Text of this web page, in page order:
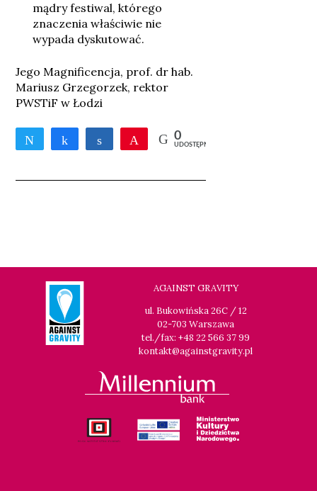
mądry festiwal, którego
znaczenia właściwie nie
wypada dyskutować.
Jego Magnificencja, prof. dr hab.
Mariusz Grzegorzek, rektor
PWSTiF w Łodzi
Tweetnij UdostępnijUdostępnijPrzypnij
0
UDOSTĘPNIEŃ
AGAINST GRAVITY
ul. Bukowińska 26C / 12
02-703 Warszawa
tel./fax: +48 22 566 37 99
kontakt@againstgravity.pl